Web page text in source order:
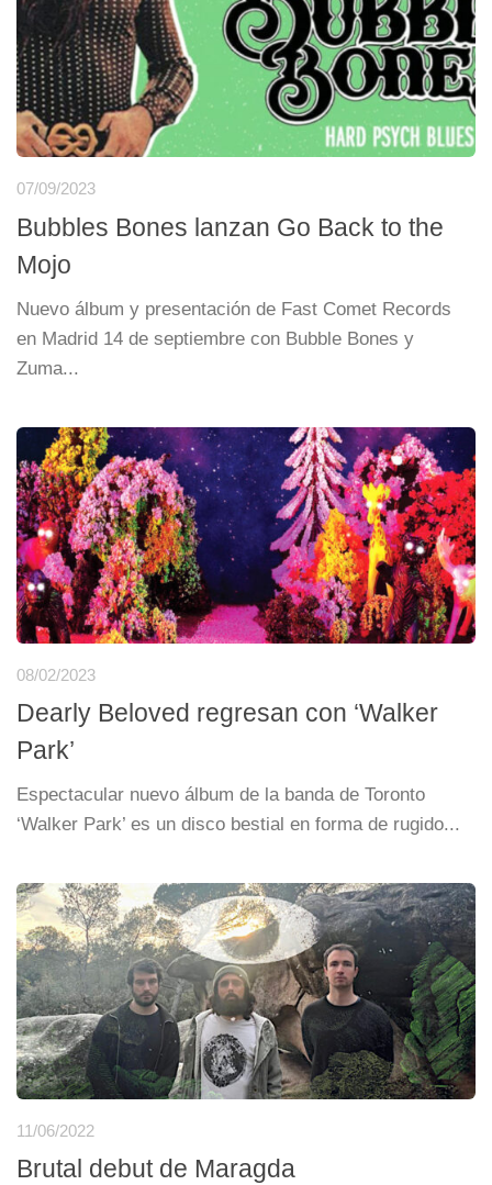
07/09/2023
Bubbles Bones lanzan Go Back to the
Mojo
Nuevo álbum y presentación de Fast Comet Records
en Madrid 14 de septiembre con Bubble Bones y
Zuma...
08/02/2023
Dearly Beloved regresan con ‘Walker
Park’
Espectacular nuevo álbum de la banda de Toronto
‘Walker Park’ es un disco bestial en forma de rugido...
11/06/2022
Brutal debut de Maragda